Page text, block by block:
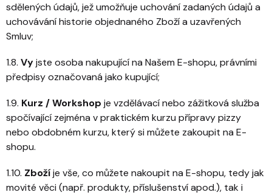
sdělených údajů, jež umožňuje uchování zadaných údajů a
uchovávání historie objednaného Zboží a uzavřených
Smluv;
1.8. Vyjste osoba nakupující na Našem E-shopu, právními
předpisy označovaná jako kupující;
1.9. Kurz / Workshop je vzdělávací nebo zážitková služba
spočívající zejména v praktickém kurzu přípravy pizzy
nebo obdobném kurzu, který si můžete zakoupit na E-
shopu.
1.10. Zbožíje vše, co můžete nakoupit na E-shopu, tedy jak
movité věci (např. produkty, příslušenství apod.), tak i